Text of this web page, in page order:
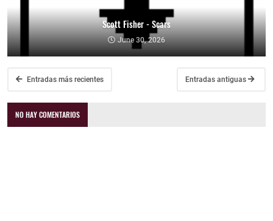
Scott Fisher - Scars
June 30, 2026
Entradas más recientes Entradas antiguas
NO HAY COMENTARIOS